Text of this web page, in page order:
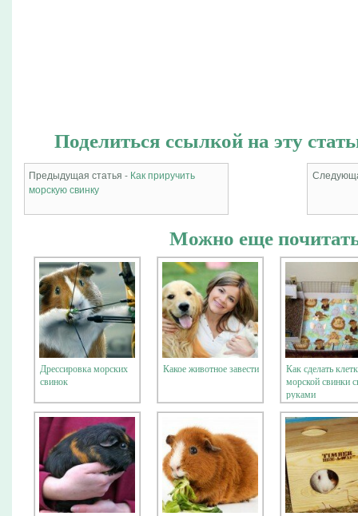
Поделиться ссылкой на эту
Предыдущая статья - Как приручить
морскую свинку
Можно еще
Дрессировка морских
свинок
Какое животное завести
Как сделать
морской свинки
руками